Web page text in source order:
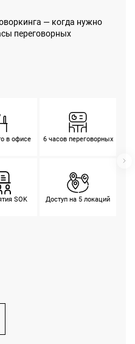
— когда нужно
переговорных
в офисе 6 часов переговорных
SOK Доступ на 5 локаций